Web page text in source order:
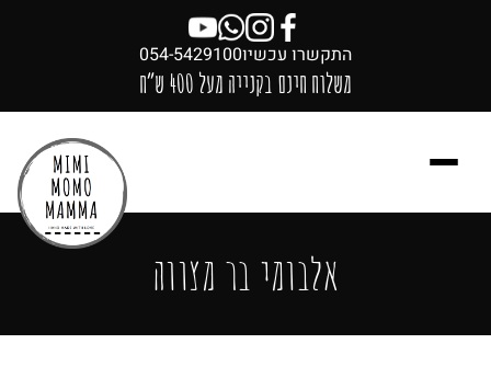
משלוח חינם בקנייה מעל 400 ש״ח
התקשרו עכשיו054-5429100
אלבומי בר מצווה